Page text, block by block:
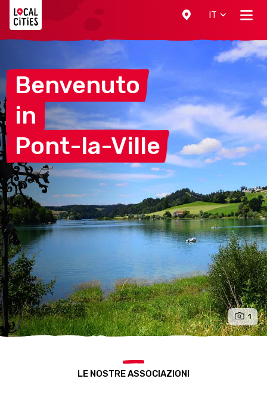
IT
Benvenuto
in
Pont-la-Ville
1
LE NOSTRE ASSOCIAZIONI